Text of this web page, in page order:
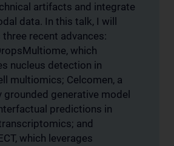
artifacts and integrate
data. In this talk, I will
recent advances:
which
nucleus detection in
multiomics; Celcomen, a
grounded generative model
predictions in
and
which leverages